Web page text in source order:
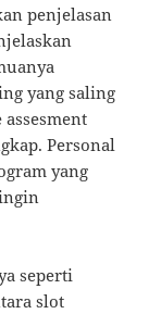
penjelasan
yang saling
Personal
yang
seperti
slot